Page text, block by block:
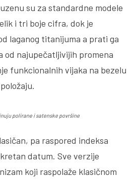
su za standardne modele
i tri boje cifra, dok je
laganog titanijuma a prati ga
od najupečatljivijih promena
funkcionalnih vijaka na bezelu
polirane i satenske površine
pa raspored indeksa
datum. Sve verzije
koji raspolaže klasičnom